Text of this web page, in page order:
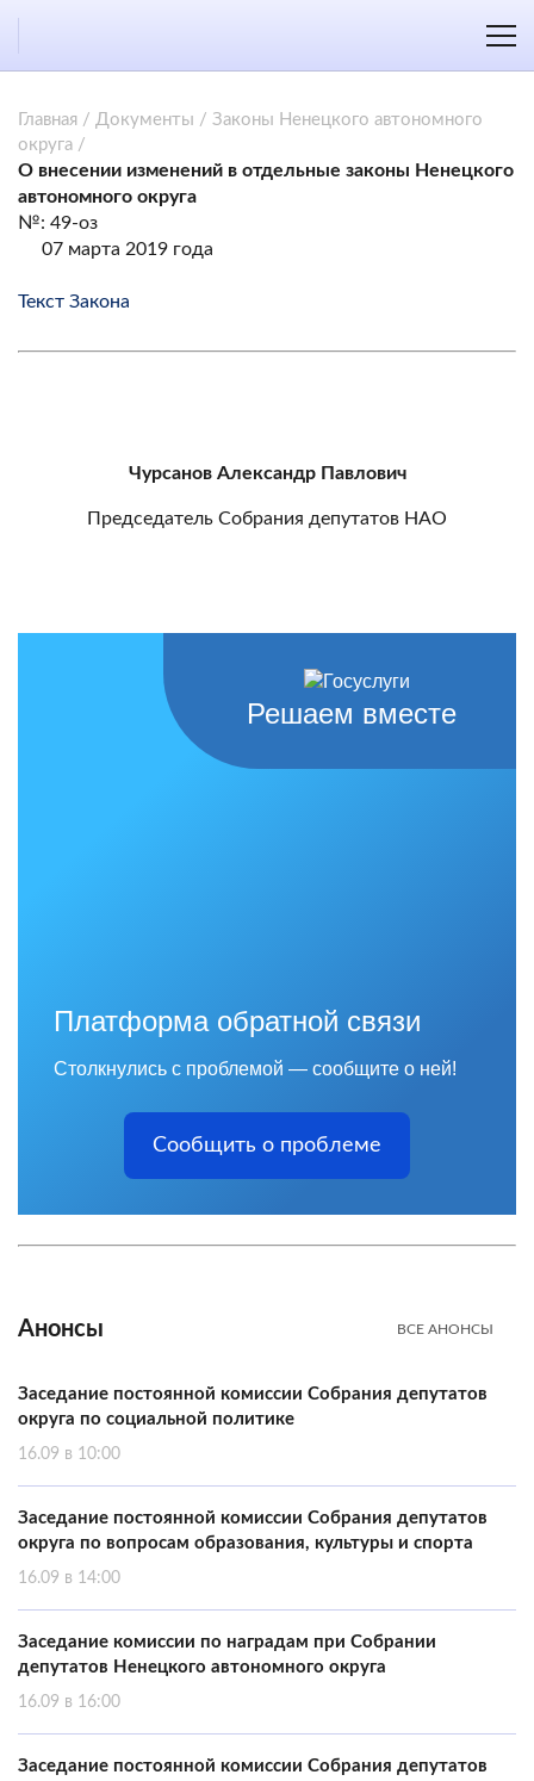
Главная / Документы / Законы Ненецкого автономного
округа /
О внесении изменений в отдельные законы Ненецкого
автономного округа
№: 49-оз
07 марта 2019 года
Текст Закона
Чурсанов Александр Павлович
Председатель Собрания депутатов НАО
Решаем вместе
Платформа обратной связи
Столкнулись с проблемой — сообщите о ней!
Сообщить о проблеме
Анонсы ВСЕ АНОНСЫ
Заседание постоянной комиссии Собрания депутатов
округа по социальной политике
16.09 в 10:00
Заседание постоянной комиссии Собрания депутатов
округа по вопросам образования, культуры и спорта
16.09 в 14:00
Заседание комиссии по наградам при Собрании
депутатов Ненецкого автономного округа
16.09 в 16:00
Заседание постоянной комиссии Собрания депутатов